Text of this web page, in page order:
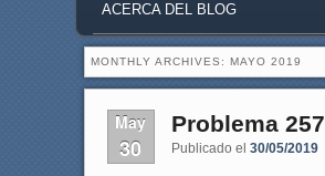
ACERCA DEL BLOG
MONTHLY ARCHIVES: MAYO 2019
May
30
Problema 257
Publicado el 30/05/2019